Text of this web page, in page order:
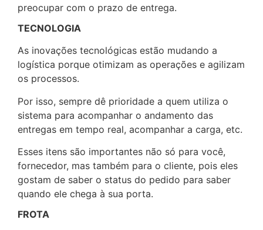
preocupar com o prazo de entrega.
TECNOLOGIA
As inovações tecnológicas estão mudando a
logística porque otimizam as operações e agilizam
os processos.
Por isso, sempre dê prioridade a quem utiliza o
sistema para acompanhar o andamento das
entregas em tempo real, acompanhar a carga, etc.
Esses itens são importantes não só para você,
fornecedor, mas também para o cliente, pois eles
gostam de saber o status do pedido para saber
quando ele chega à sua porta.
FROTA